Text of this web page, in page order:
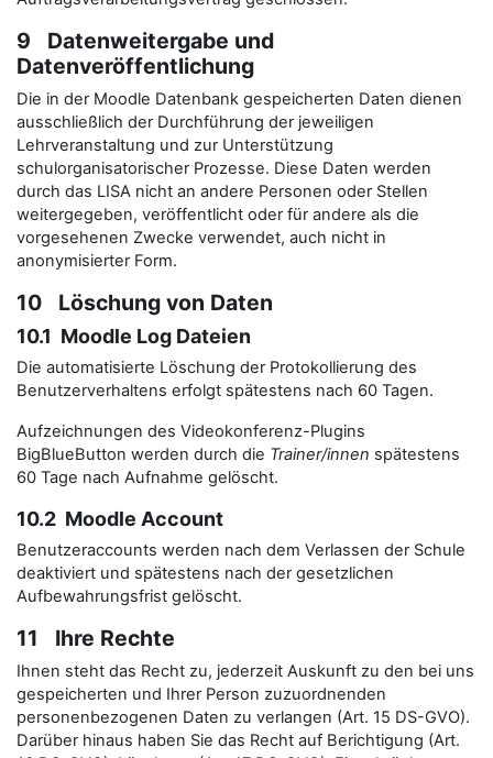
9 Datenweitergabe und
Datenveröffentlichung
Die in der Moodle Datenbank gespeicherten Daten dienen
ausschließlich der Durchführung der jeweiligen
Lehrveranstaltung und zur Unterstützung
schulorganisatorischer Prozesse. Diese Daten werden
durch das LISA nicht an andere Personen oder Stellen
weitergegeben, veröffentlicht oder für andere als die
vorgesehenen Zwecke verwendet, auch nicht in
anonymisierter Form.
10 Löschung von Daten
10.1 Moodle Log Dateien
Die automatisierte Löschung der Protokollierung des
Benutzerverhaltens erfolgt spätestens nach 60 Tagen.
Aufzeichnungen des Videokonferenz-Plugins
BigBlueButton werden durch die Trainer/innen spätestens
60 Tage nach Aufnahme gelöscht.
10.2 Moodle Account
Benutzeraccounts werden nach dem Verlassen der Schule
deaktiviert und spätestens nach der gesetzlichen
Aufbewahrungsfrist gelöscht.
11 Ihre Rechte
Ihnen steht das Recht zu, jederzeit Auskunft zu den bei uns
gespeicherten und Ihrer Person zuzuordnenden
personenbezogenen Daten zu verlangen (Art. 15 DS-GVO).
Darüber hinaus haben Sie das Recht auf Berichtigung (Art.